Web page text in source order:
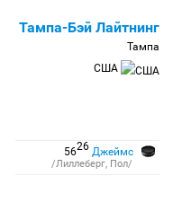
Тампа-Бэй Лайтнинг
Тампа
США
5626 Джеймс
/Лиллеберг, Пол/